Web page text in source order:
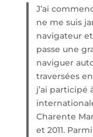
J’ai
ne me suis
navigateur
passe une
naviguer
traversées
j’ai participé
Charente
et 2011.